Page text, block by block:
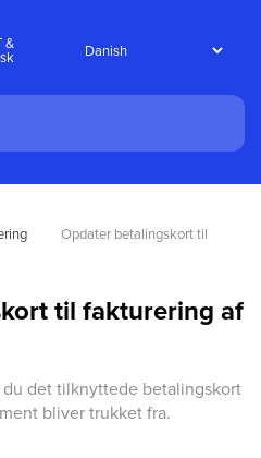
&
Opdater betalingskort til
til fakturering af
det tilknyttede betalingskort
bliver trukket fra.